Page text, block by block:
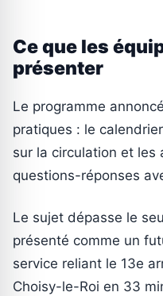
Ce que les
présenter
Le programme
pratiques : le
sur la circulation et les
questions-réponses
Le sujet dépasse le
présenté comme un
service reliant le 13e
Choisy-le-Roi en 33